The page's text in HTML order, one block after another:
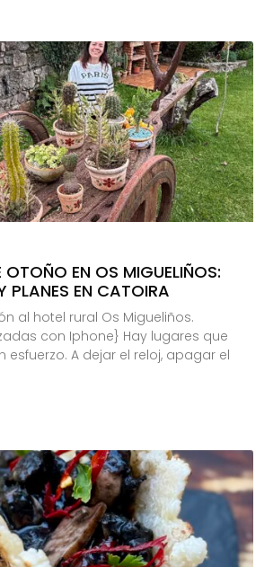
EN OS MIGUELIÑOS:
PLANES EN CATOIRA
al hotel rural Os Migueliños.
con Iphone} Hay lugares que
esfuerzo. A dejar el reloj, apagar el